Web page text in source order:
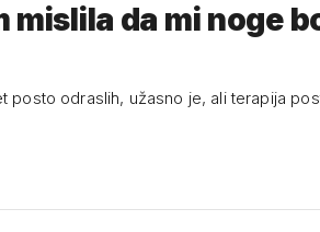
da mi noge
posto odraslih, užasno je, ali terapija